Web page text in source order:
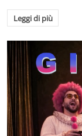
Leggi di più